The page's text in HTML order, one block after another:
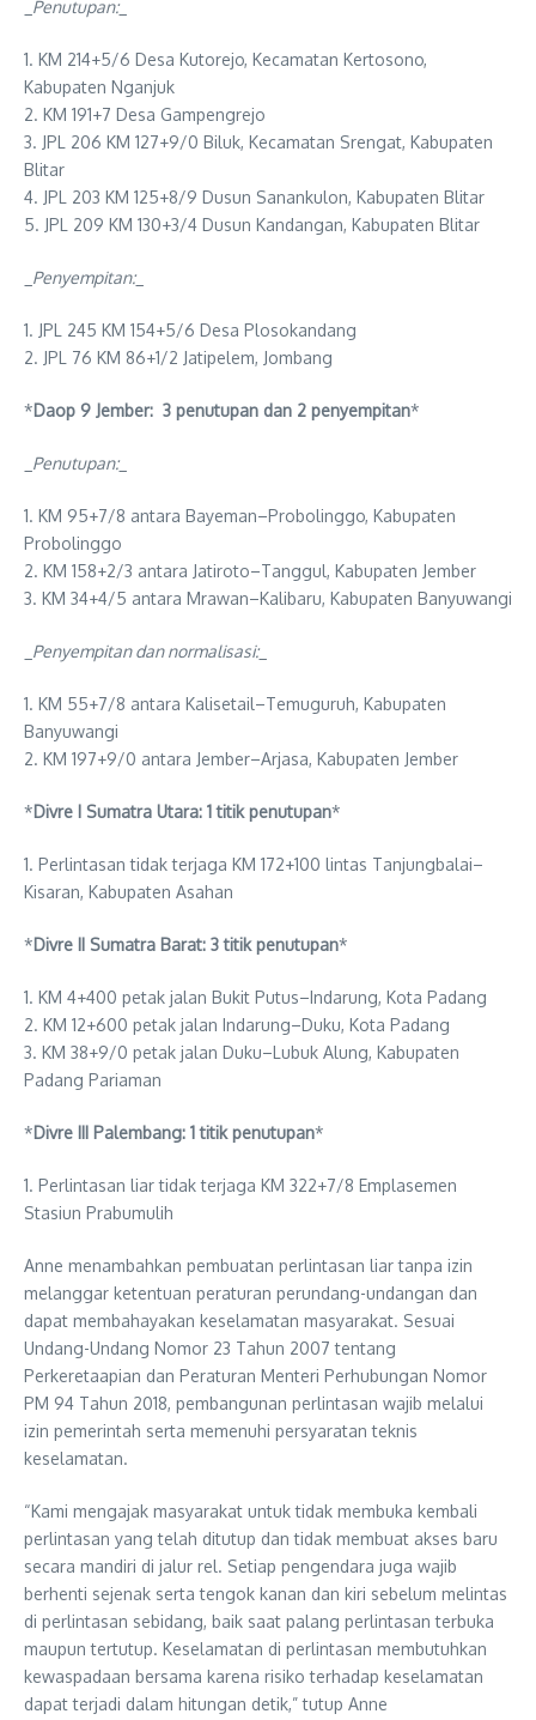
Penutupan:_
1. KM 214+5/6 Desa Kutorejo, Kecamatan Kertosono,
Kabupaten Nganjuk
2. KM 191+7 Desa Gampengrejo
3. JPL 206 KM 127+9/0 Biluk, Kecamatan Srengat, Kabupaten
Blitar
4. JPL 203 KM 125+8/9 Dusun Sanankulon, Kabupaten Blitar
5. JPL 209 KM 130+3/4 Dusun Kandangan, Kabupaten Blitar
Penyempitan:_
1. JPL 245 KM 154+5/6 Desa Plosokandang
2. JPL 76 KM 86+1/2 Jatipelem, Jombang
*Daop 9 Jember: 3 penutupan dan 2 penyempitan*
Penutupan:_
1. KM 95+7/8 antara Bayeman–Probolinggo, Kabupaten
Probolinggo
2. KM 158+2/3 antara Jatiroto–Tanggul, Kabupaten Jember
3. KM 34+4/5 antara Mrawan–Kalibaru, Kabupaten Banyuwangi
Penyempitan dan normalisasi:_
1. KM 55+7/8 antara Kalisetail–Temuguruh, Kabupaten
Banyuwangi
2. KM 197+9/0 antara Jember–Arjasa, Kabupaten Jember
*Divre I Sumatra Utara: 1 titik penutupan*
1. Perlintasan tidak terjaga KM 172+100 lintas Tanjungbalai–
Kisaran, Kabupaten Asahan
*Divre II Sumatra Barat: 3 titik penutupan*
1. KM 4+400 petak jalan Bukit Putus–Indarung, Kota Padang
2. KM 12+600 petak jalan Indarung–Duku, Kota Padang
3. KM 38+9/0 petak jalan Duku–Lubuk Alung, Kabupaten
Padang Pariaman
*Divre III Palembang: 1 titik penutupan*
1. Perlintasan liar tidak terjaga KM 322+7/8 Emplasemen
Stasiun Prabumulih
Anne menambahkan pembuatan perlintasan liar tanpa izin
melanggar ketentuan peraturan perundang-undangan dan
dapat membahayakan keselamatan masyarakat. Sesuai
Undang-Undang Nomor 23 Tahun 2007 tentang
Perkeretaapian dan Peraturan Menteri Perhubungan Nomor
PM 94 Tahun 2018, pembangunan perlintasan wajib melalui
izin pemerintah serta memenuhi persyaratan teknis
keselamatan.
“Kami mengajak masyarakat untuk tidak membuka kembali
perlintasan yang telah ditutup dan tidak membuat akses baru
secara mandiri di jalur rel. Setiap pengendara juga wajib
berhenti sejenak serta tengok kanan dan kiri sebelum melintas
di perlintasan sebidang, baik saat palang perlintasan terbuka
maupun tertutup. Keselamatan di perlintasan membutuhkan
kewaspadaan bersama karena risiko terhadap keselamatan
dapat terjadi dalam hitungan detik,” tutup Anne